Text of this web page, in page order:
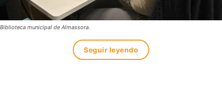
Biblioteca municipal de Almassora.
Seguir leyendo